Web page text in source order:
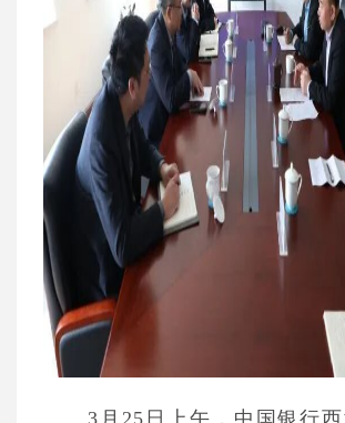
3月25日上午，中国银行